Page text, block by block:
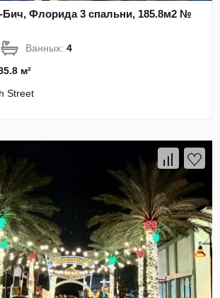
Флорида 3 спальни, 185.8м2 №
Ванных:4
м²
Street